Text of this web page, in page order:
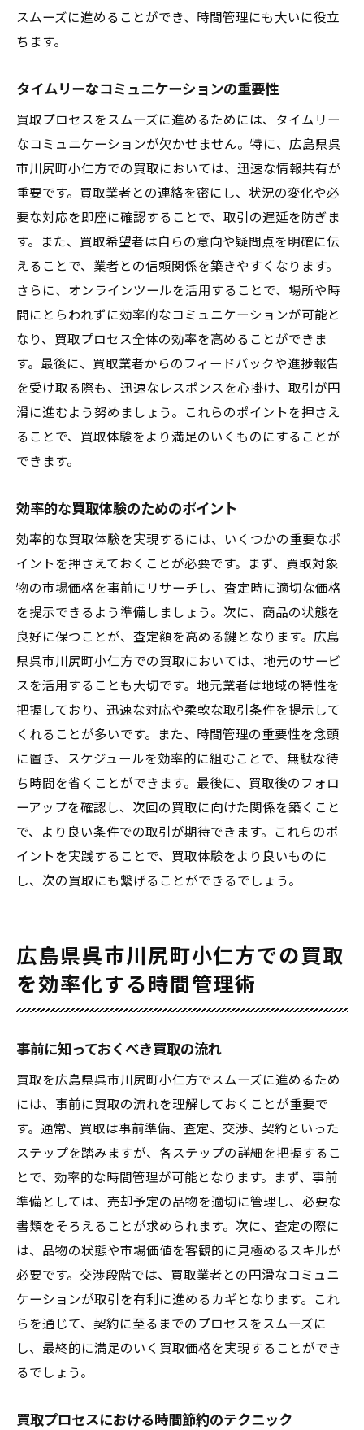
スムーズに進めることができ、時間管理にも大いに役立
ちます。
タイムリーなコミュニケーションの重要性
買取プロセスをスムーズに進めるためには、タイムリー
なコミュニケーションが欠かせません。特に、広島県呉
市川尻町小仁方での買取においては、迅速な情報共有が
重要です。買取業者との連絡を密にし、状況の変化や必
要な対応を即座に確認することで、取引の遅延を防ぎま
す。また、買取希望者は自らの意向や疑問点を明確に伝
えることで、業者との信頼関係を築きやすくなります。
さらに、オンラインツールを活用することで、場所や時
間にとらわれずに効率的なコミュニケーションが可能と
なり、買取プロセス全体の効率を高めることができま
す。最後に、買取業者からのフィードバックや進捗報告
を受け取る際も、迅速なレスポンスを心掛け、取引が円
滑に進むよう努めましょう。これらのポイントを押さえ
ることで、買取体験をより満足のいくものにすることが
できます。
効率的な買取体験のためのポイント
効率的な買取体験を実現するには、いくつかの重要なポ
イントを押さえておくことが必要です。まず、買取対象
物の市場価格を事前にリサーチし、査定時に適切な価格
を提示できるよう準備しましょう。次に、商品の状態を
良好に保つことが、査定額を高める鍵となります。広島
県呉市川尻町小仁方での買取においては、地元のサービ
スを活用することも大切です。地元業者は地域の特性を
把握しており、迅速な対応や柔軟な取引条件を提示して
くれることが多いです。また、時間管理の重要性を念頭
に置き、スケジュールを効率的に組むことで、無駄な待
ち時間を省くことができます。最後に、買取後のフォロ
ーアップを確認し、次回の買取に向けた関係を築くこと
で、より良い条件での取引が期待できます。これらのポ
イントを実践することで、買取体験をより良いものに
し、次の買取にも繋げることができるでしょう。
広島県呉市川尻町小仁方での買取
を効率化する時間管理術
事前に知っておくべき買取の流れ
買取を広島県呉市川尻町小仁方でスムーズに進めるため
には、事前に買取の流れを理解しておくことが重要で
す。通常、買取は事前準備、査定、交渉、契約といった
ステップを踏みますが、各ステップの詳細を把握するこ
とで、効率的な時間管理が可能となります。まず、事前
準備としては、売却予定の品物を適切に管理し、必要な
書類をそろえることが求められます。次に、査定の際に
は、品物の状態や市場価値を客観的に見極めるスキルが
必要です。交渉段階では、買取業者との円滑なコミュニ
ケーションが取引を有利に進めるカギとなります。これ
らを通じて、契約に至るまでのプロセスをスムーズに
し、最終的に満足のいく買取価格を実現することができ
るでしょう。
買取プロセスにおける時間節約のテクニック